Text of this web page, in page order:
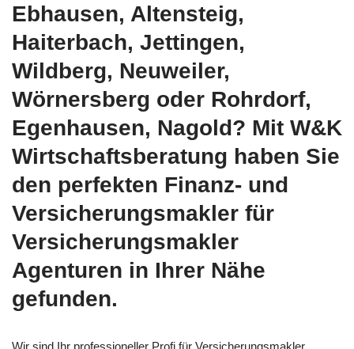
Ebhausen, Altensteig,
Haiterbach, Jettingen,
Wildberg, Neuweiler,
Wörnersberg oder Rohrdorf,
Egenhausen, Nagold? Mit W&K
Wirtschaftsberatung haben Sie
den perfekten Finanz- und
Versicherungsmakler für
Versicherungsmakler
Agenturen in Ihrer Nähe
gefunden.
Wir sind Ihr professioneller Profi für Versicherungsmakler